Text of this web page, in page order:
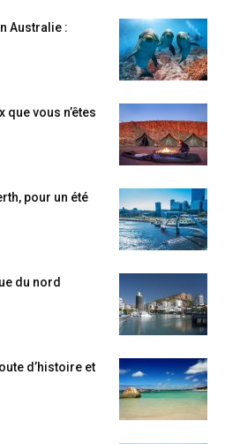
Australie :
que vous n’êtes
pour un été
du nord
d’histoire et